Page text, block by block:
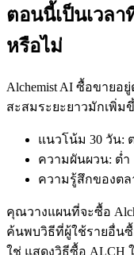
ฟิวเจอร์ส USDC
ตอนนี้เป็นเวลา
หรือไม่
Alchemist AI ซื้อขายอ
สะสมระยะยาวมักเพิ่ม
แนวโน้ม 30 วัน:
ความผันผวน: ต่ำ
ความรู้สึกของตล
คุณวางแผนที่จะซื้อ
ค้นพบวิธีที่ผู้ใช้รายอื่นซื้
ใช่ แสดงวิธีซื้อ ALCH